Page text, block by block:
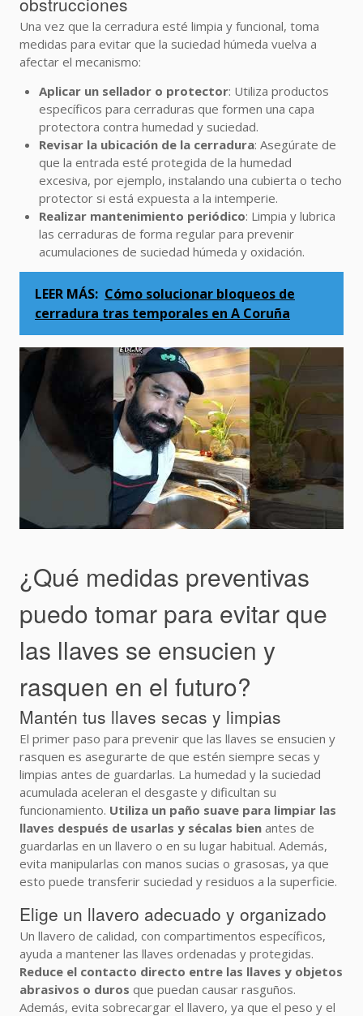
Una vez que la cerradura esté limpia y funcional, toma
medidas para evitar que la suciedad húmeda vuelva a
afectar el mecanismo:
Aplicar un sellador o protector: Utiliza productos
específicos para cerraduras que formen una capa
protectora contra humedad y suciedad.
Revisar la ubicación de la cerradura: Asegúrate de
que la entrada esté protegida de la humedad
excesiva, por ejemplo, instalando una cubierta o techo
protector si está expuesta a la intemperie.
Realizar mantenimiento periódico: Limpia y lubrica
las cerraduras de forma regular para prevenir
acumulaciones de suciedad húmeda y oxidación.
LEER MÁS: Cómo solucionar bloqueos de
cerradura tras temporales en A Coruña
¿Qué medidas preventivas
puedo tomar para evitar que
las llaves se ensucien y
rasquen en el futuro?
Mantén tus llaves secas y limpias
El primer paso para prevenir que las llaves se ensucien y
rasquen es asegurarte de que estén siempre secas y
limpias antes de guardarlas. La humedad y la suciedad
acumulada aceleran el desgaste y dificultan su
funcionamiento. Utiliza un paño suave para limpiar las
llaves después de usarlas y sécalas bien antes de
guardarlas en un llavero o en su lugar habitual. Además,
evita manipularlas con manos sucias o grasosas, ya que
esto puede transferir suciedad y residuos a la superficie.
Elige un llavero adecuado y organizado
Un llavero de calidad, con compartimentos específicos,
ayuda a mantener las llaves ordenadas y protegidas.
Reduce el contacto directo entre las llaves y objetos
abrasivos o duros que puedan causar rasguños.
Además, evita sobrecargar el llavero, ya que el peso y el